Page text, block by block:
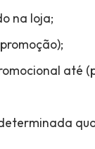
na loja;
até